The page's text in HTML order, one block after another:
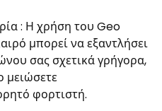
: Η χρήση του Geo
μπορεί να εξαντλήσει
σας σχετικά γρήγορα,
μειώσετε
φορτιστή.